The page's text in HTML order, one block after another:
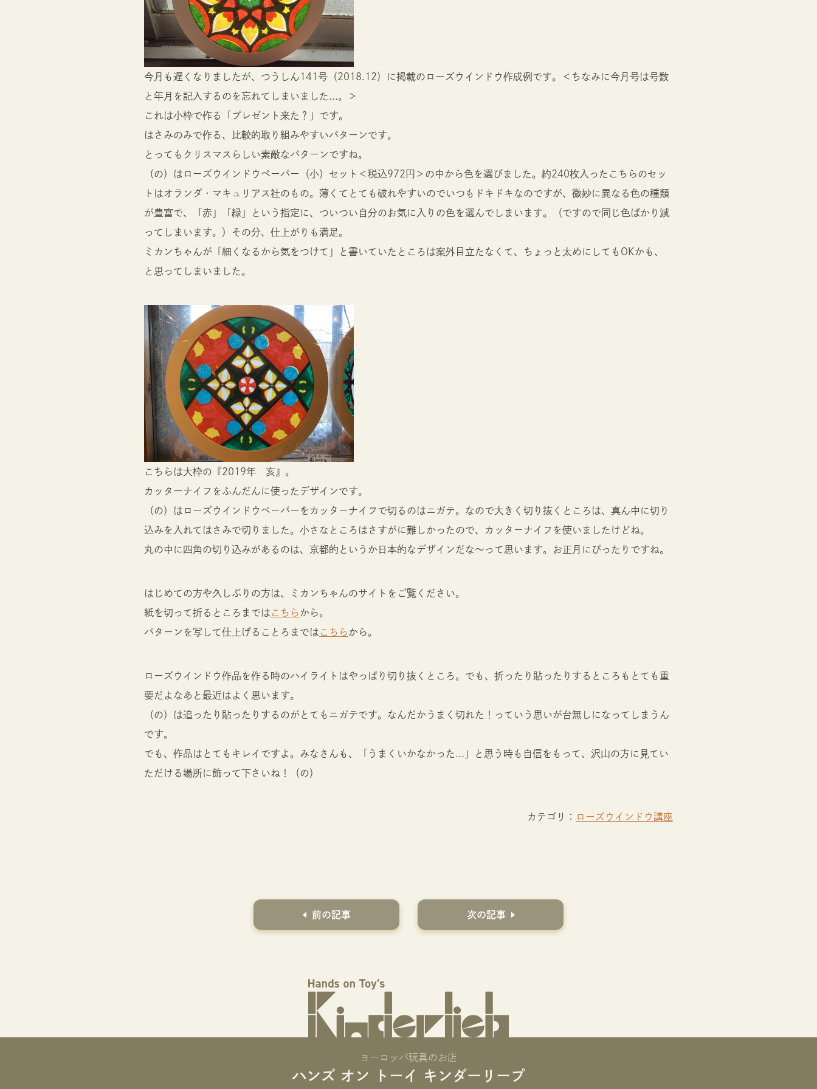
今月も遅くなりましたが、つうしん141号（2018.12）に掲載のローズウインドウ作成例です。＜ちなみに今月号は号数
と年月を記入するのを忘れてしまいました...。＞
これは小枠で作る「プレゼント来た？」です。
はさみのみで作る、比較的取り組みやすいパターンです。
とってもクリスマスらしい素敵なパターンですね。
（の）はローズウインドウペーパー（小）セット＜税込972円＞の中から色を選びました。約240枚入ったこちらのセッ
トはオランダ・マキュリアス社のもの。薄くてとても破れやすいのでいつもドキドキなのですが、微妙に異なる色の種類
が豊富で、「赤」「緑」という指定に、ついつい自分のお気に入りの色を選んでしまいます。（ですので同じ色ばかり減
ってしまいます。）その分、仕上がりも満足。
ミカンちゃんが「細くなるから気をつけて」と書いていたところは案外目立たなくて、ちょっと太めにしてもOKかも、
と思ってしまいました。
こちらは大枠の『2019年 亥』。
カッターナイフをふんだんに使ったデザインです。
（の）はローズウインドウペーパーをカッターナイフで切るのはニガテ。なので大きく切り抜くところは、真ん中に切り
込みを入れてはさみで切りました。小さなところはさすがに難しかったので、カッターナイフを使いましたけどね。
丸の中に四角の切り込みがあるのは、京都的というか日本的なデザインだな～って思います。お正月にぴったりですね。
はじめての方や久しぶりの方は、ミカンちゃんのサイトをご覧ください。
紙を切って折るところまではこちらから。
パターンを写して仕上げることろまではこちらから。
ローズウインドウ作品を作る時のハイライトはやっぱり切り抜くところ。でも、折ったり貼ったりするところもとても重
要だよなあと最近はよく思います。
（の）は追ったり貼ったりするのがとてもニガテです。なんだかうまく切れた！っていう思いが台無しになってしまうん
です。
でも、作品はとてもキレイですよ。みなさんも、「うまくいかなかった...」と思う時も自信をもって、沢山の方に見てい
ただける場所に飾って下さいね！（の）
カテゴリ： ローズウインドウ講座
前の記事 次の記事
ヨーロッパ玩具のお店
ハンズ オン トーイ キンダーリープ